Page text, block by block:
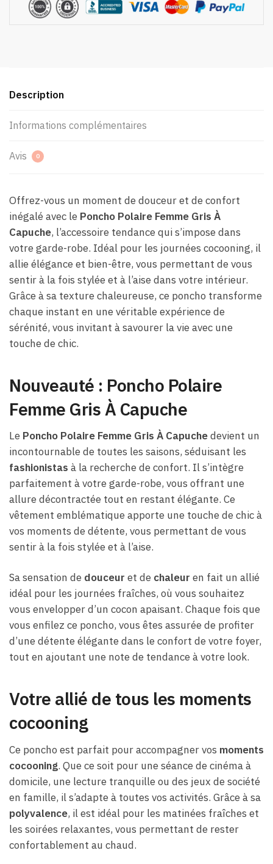
Description
Informations complémentaires
Avis 0
Offrez-vous un moment de douceur et de confort
inégalé avec le Poncho Polaire Femme Gris À
Capuche, l’accessoire tendance qui s’impose dans
votre garde-robe. Idéal pour les journées cocooning, il
allie élégance et bien-être, vous permettant de vous
sentir à la fois stylée et à l’aise dans votre intérieur.
Grâce à sa texture chaleureuse, ce poncho transforme
chaque instant en une véritable expérience de
sérénité, vous invitant à savourer la vie avec une
touche de chic.
Nouveauté : Poncho Polaire
Femme Gris À Capuche
Le Poncho Polaire Femme Gris À Capuchedevient un
incontournable de toutes les saisons, séduisant les
fashionistas à la recherche de confort. Il s’intègre
parfaitement à votre garde-robe, vous offrant une
allure décontractée tout en restant élégante. Ce
vêtement emblématique apporte une touche de chic à
vos moments de détente, vous permettant de vous
sentir à la fois stylée et à l’aise.
Sa sensation de douceur et de chaleur en fait un allié
idéal pour les journées fraîches, où vous souhaitez
vous envelopper d’un cocon apaisant. Chaque fois que
vous enfilez ce poncho, vous êtes assurée de profiter
d’une détente élégante dans le confort de votre foyer,
tout en ajoutant une note de tendance à votre look.
Votre allié de tous les moments
cocooning
Ce poncho est parfait pour accompagner vos moments
cocooning. Que ce soit pour une séance de cinéma à
domicile, une lecture tranquille ou des jeux de société
en famille, il s’adapte à toutes vos activités. Grâce à sa
polyvalence, il est idéal pour les matinées fraîches et
les soirées relaxantes, vous permettant de rester
confortablement au chaud.